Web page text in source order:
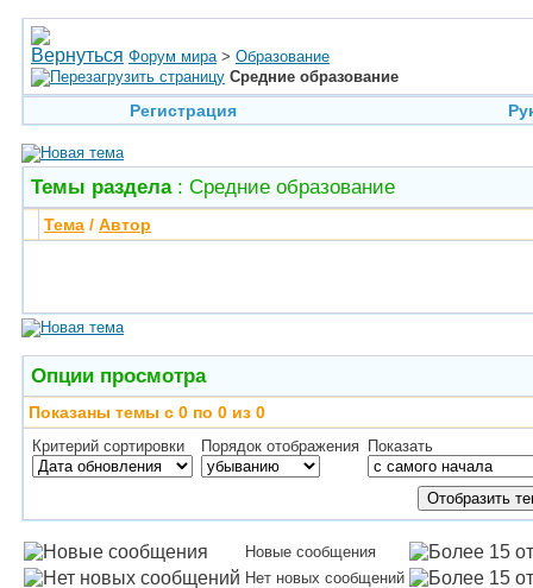
Форум мира > Образование
Средние образование
Регистрация
Темы раздела: Средние образование
Тема / Автор
Опции просмотра
Показаны темы с 0 по 0 из 0
Критерий сортировки Порядок отображения Показать
Новые сообщения
Нет новых сообщений